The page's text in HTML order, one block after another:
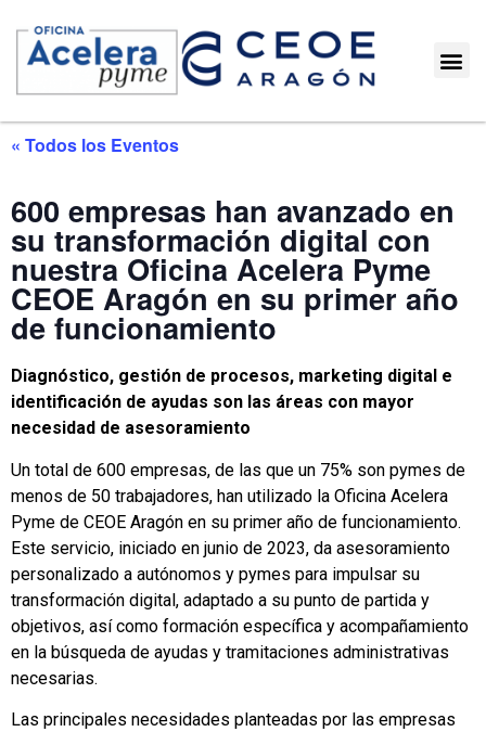
« Todos los Eventos
600 empresas han avanzado en
su transformación digital con
nuestra Oficina Acelera Pyme
CEOE Aragón en su primer año
de funcionamiento
Diagnóstico, gestión de procesos, marketing digital e
identificación de ayudas son las áreas con mayor
necesidad de asesoramiento
Un total de 600 empresas, de las que un 75% son pymes de
menos de 50 trabajadores, han utilizado la Oficina Acelera
Pyme de CEOE Aragón en su primer año de funcionamiento.
Este servicio, iniciado en junio de 2023, da asesoramiento
personalizado a autónomos y pymes para impulsar su
transformación digital, adaptado a su punto de partida y
objetivos, así como formación específica y acompañamiento
en la búsqueda de ayudas y tramitaciones administrativas
necesarias.
Las principales necesidades planteadas por las empresas